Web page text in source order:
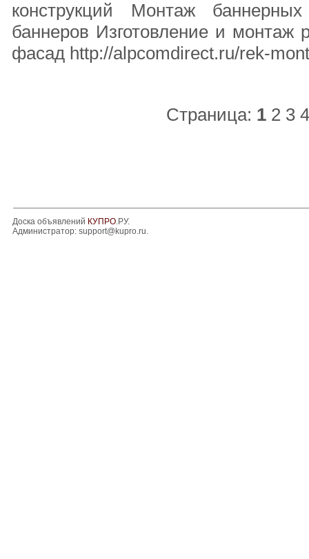
конструкций Монтаж
баннеров Изготовление и
фасад http://alpcomdirect.ru/rek-
Страница: 1 2 3 4
Доска объявлений КУПРО.РУ.
Администратор: support@kupro.ru.